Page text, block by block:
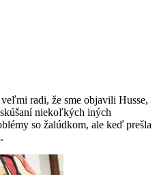
radi, že sme objavili Husse,
niekoľkých iných
so žalúdkom, ale keď prešla